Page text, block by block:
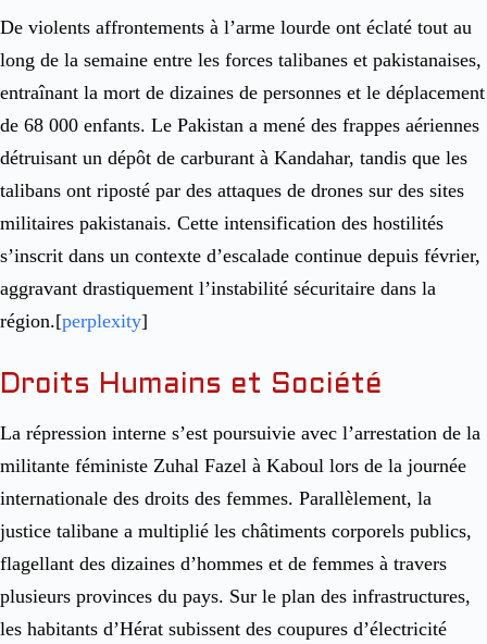
De violents affrontements à l’arme lourde ont éclaté tout au
long de la semaine entre les forces talibanes et pakistanaises,
entraînant la mort de dizaines de personnes et le déplacement
de 68 000 enfants. Le Pakistan a mené des frappes aériennes
détruisant un dépôt de carburant à Kandahar, tandis que les
talibans ont riposté par des attaques de drones sur des sites
militaires pakistanais. Cette intensification des hostilités
s’inscrit dans un contexte d’escalade continue depuis février,
aggravant drastiquement l’instabilité sécuritaire dans la
région.[perplexity]​
Droits Humains et Société
La répression interne s’est poursuivie avec l’arrestation de la
militante féministe Zuhal Fazel à Kaboul lors de la journée
internationale des droits des femmes. Parallèlement, la
justice talibane a multiplié les châtiments corporels publics,
flagellant des dizaines d’hommes et de femmes à travers
plusieurs provinces du pays. Sur le plan des infrastructures,
les habitants d’Hérat subissent des coupures d’électricité